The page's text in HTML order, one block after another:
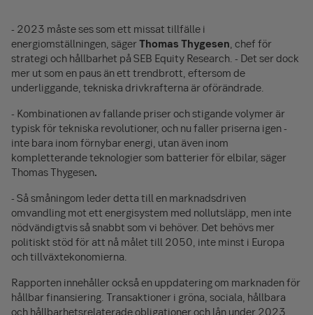
- 2023 måste ses som ett missat tillfälle i
energiomställningen, sägerThomas Thygesen, chef för
strategi och hållbarhet på SEB Equity Research. - Det ser dock
mer ut som en paus än ett trendbrott, eftersom de
underliggande, tekniska drivkrafterna är oförändrade.
- Kombinationen av fallande priser och stigande volymer är
typisk för tekniska revolutioner, och nu faller priserna igen -
inte bara inom förnybar energi, utan även inom
kompletterande teknologier som batterier för elbilar, säger
Thomas Thygesen.
- Så småningom leder detta till en marknadsdriven
omvandling mot ett energisystem med nollutsläpp, men inte
nödvändigtvis så snabbt som vi behöver. Det behövs mer
politiskt stöd för att nå målet till 2050, inte minst i Europa
och tillväxtekonomierna.
Rapporten innehåller också en uppdatering om marknaden för
hållbar finansiering. Transaktioner i gröna, sociala, hållbara
och hållbarhetsrelaterade obligationer och lån under 2023